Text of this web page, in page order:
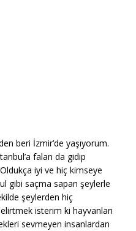
beri İzmir’de yaşıyorum.
falan da gidip
iyi ve hiç kimseye
gibi saçma sapan şeylerle
şeylerden hiç
isterim ki hayvanları
sevmeyen insanlardan